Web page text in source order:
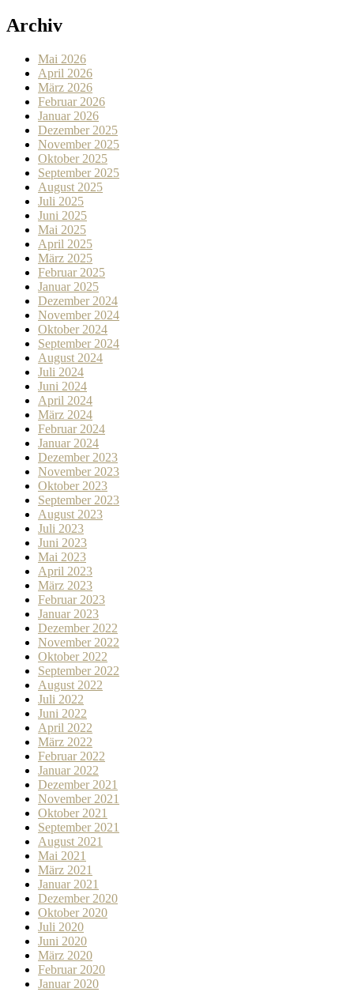
Archiv
Mai 2026
April 2026
März 2026
Februar 2026
Januar 2026
Dezember 2025
November 2025
Oktober 2025
September 2025
August 2025
Juli 2025
Juni 2025
Mai 2025
April 2025
März 2025
Februar 2025
Januar 2025
Dezember 2024
November 2024
Oktober 2024
September 2024
August 2024
Juli 2024
Juni 2024
April 2024
März 2024
Februar 2024
Januar 2024
Dezember 2023
November 2023
Oktober 2023
September 2023
August 2023
Juli 2023
Juni 2023
Mai 2023
April 2023
März 2023
Februar 2023
Januar 2023
Dezember 2022
November 2022
Oktober 2022
September 2022
August 2022
Juli 2022
Juni 2022
April 2022
März 2022
Februar 2022
Januar 2022
Dezember 2021
November 2021
Oktober 2021
September 2021
August 2021
Mai 2021
März 2021
Januar 2021
Dezember 2020
Oktober 2020
Juli 2020
Juni 2020
März 2020
Februar 2020
Januar 2020